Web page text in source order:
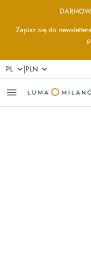
Przejdź do treści
Przejdź do
Przejdź do moje
Przejdź do menu
Przejdź do opisu
Przejdź do stopki
Zapisz się do
PL |PLN